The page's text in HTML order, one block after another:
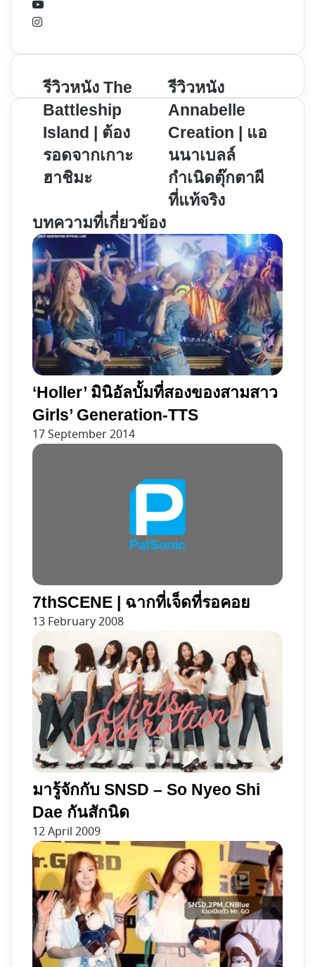
YouTube
Instagram
รีวิว
หนัง
The
Battleship
Island
|
จาก
เกาะ
ฮา
ชิมะ
รีวิวหนัง The
Battleship
Island | ต้อง
รอดจากเกาะ
ฮาชิมะ
รีวิว
หนัง
Annabelle
Creation
|
แอ
น
นา
กำเนิด
ตุ๊กตา
ผี
ที่แท้
จริง
รีวิวหนัง
Annabelle
Creation | แอ
นนาเบลล์
กำเนิดตุ๊กตาผี
ที่แท้จริง
บทความที่เกี่ยวข้อง
‘Holler’ มินิอัลบั้มที่สองของสามสาว
Girls’ Generation-TTS
17 September 2014
7thSCENE | ฉากที่เจ็ดที่รอคอย
13 February 2008
มารู้จักกับ SNSD – So Nyeo Shi
Dae กันสักนิด
12 April 2009